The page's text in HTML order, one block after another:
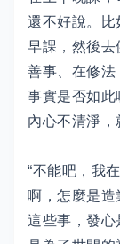
還不好說。比
早課，然後去
善事、在修法
事實是否如此
內心不清淨，
“不能吧，我
啊，怎麼是造
這些事，發心